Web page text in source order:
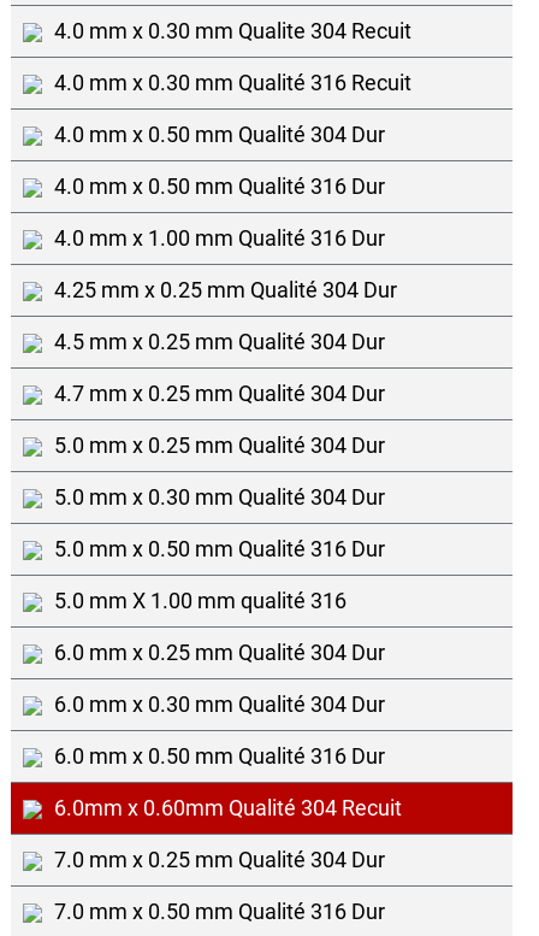
4.0 mm x 0.30 mm Qualite 304 Recuit
4.0 mm x 0.30 mm Qualité 316 Recuit
4.0 mm x 0.50 mm Qualité 304 Dur
4.0 mm x 0.50 mm Qualité 316 Dur
4.0 mm x 1.00 mm Qualité 316 Dur
4.25 mm x 0.25 mm Qualité 304 Dur
4.5 mm x 0.25 mm Qualité 304 Dur
4.7 mm x 0.25 mm Qualité 304 Dur
5.0 mm x 0.25 mm Qualité 304 Dur
5.0 mm x 0.30 mm Qualité 304 Dur
5.0 mm x 0.50 mm Qualité 316 Dur
5.0 mm X 1.00 mm qualité 316
6.0 mm x 0.25 mm Qualité 304 Dur
6.0 mm x 0.30 mm Qualité 304 Dur
6.0 mm x 0.50 mm Qualité 316 Dur
6.0mm x 0.60mm Qualité 304 Recuit
7.0 mm x 0.25 mm Qualité 304 Dur
7.0 mm x 0.50 mm Qualité 316 Dur